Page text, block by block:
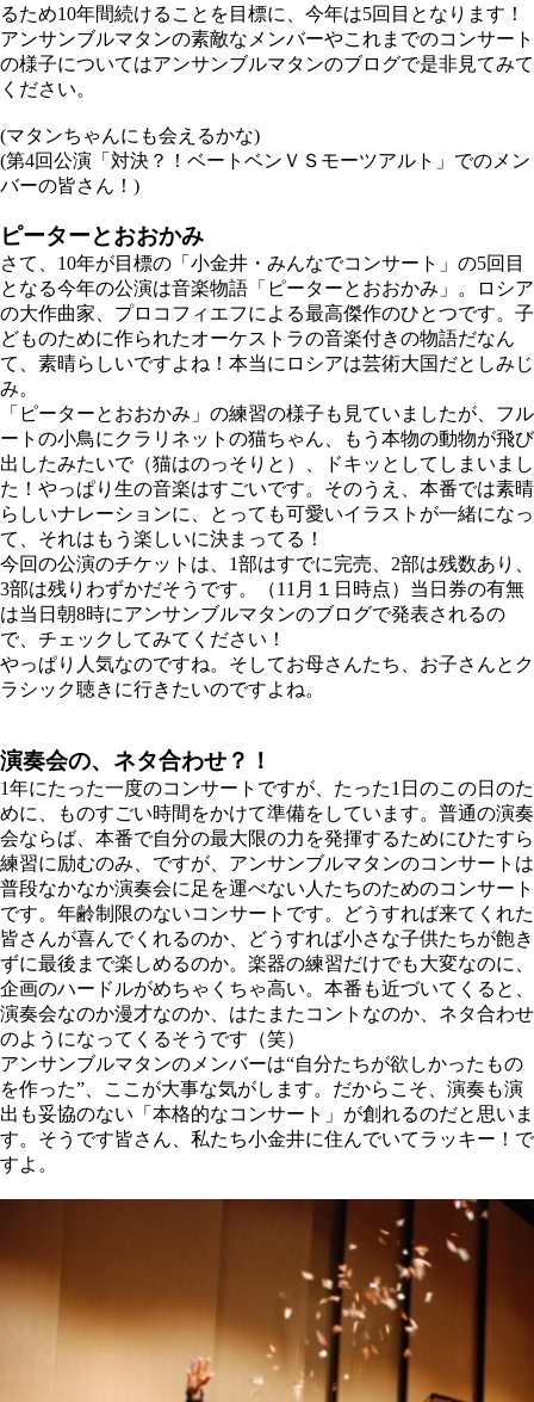
るため10年間続けることを目標に、今年は5回目となります！
アンサンブルマタンの素敵なメンバーやこれまでのコンサート
の様子についてはアンサンブルマタンのブログで是非見てみて
ください。
(マタンちゃんにも会えるかな)
(第4回公演「対決？！ベートベンＶＳモーツアルト」でのメン
バーの皆さん！)
ピーターとおおかみ
さて、10年が目標の「小金井・みんなでコンサート」の5回目
となる今年の公演は音楽物語「ピーターとおおかみ」。ロシア
の大作曲家、プロコフィエフによる最高傑作のひとつです。子
どものために作られたオーケストラの音楽付きの物語だなん
て、素晴らしいですよね！本当にロシアは芸術大国だとしみじ
み。
「ピーターとおおかみ」の練習の様子も見ていましたが、フル
ートの小鳥にクラリネットの猫ちゃん、もう本物の動物が飛び
出したみたいで（猫はのっそりと）、ドキッとしてしまいまし
た！やっぱり生の音楽はすごいです。そのうえ、本番では素晴
らしいナレーションに、とっても可愛いイラストが一緒になっ
て、それはもう楽しいに決まってる！
今回の公演のチケットは、1部はすでに完売、2部は残数あり、
3部は残りわずかだそうです。（11月１日時点）当日券の有無
は当日朝8時にアンサンブルマタンのブログで発表されるの
で、チェックしてみてください！
やっぱり人気なのですね。そしてお母さんたち、お子さんとク
ラシック聴きに行きたいのですよね。
演奏会の、ネタ合わせ？！
1年にたった一度のコンサートですが、たった1日のこの日のた
めに、ものすごい時間をかけて準備をしています。普通の演奏
会ならば、本番で自分の最大限の力を発揮するためにひたすら
練習に励むのみ、ですが、アンサンブルマタンのコンサートは
普段なかなか演奏会に足を運べない人たちのためのコンサート
です。年齢制限のないコンサートです。どうすれば来てくれた
皆さんが喜んでくれるのか、どうすれば小さな子供たちが飽き
ずに最後まで楽しめるのか。楽器の練習だけでも大変なのに、
企画のハードルがめちゃくちゃ高い。本番も近づいてくると、
演奏会なのか漫才なのか、はたまたコントなのか、ネタ合わせ
のようになってくるそうです（笑）
アンサンブルマタンのメンバーは“自分たちが欲しかったもの
を作った”、ここが大事な気がします。だからこそ、演奏も演
出も妥協のない「本格的なコンサート」が創れるのだと思いま
す。そうです皆さん、私たち小金井に住んでいてラッキー！で
すよ。